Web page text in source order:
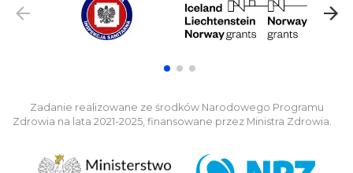
Zadanie realizowane ze środków Narodowego Programu
Zdrowia na lata 2021-2025, finansowane przez Ministra Zdrowia.